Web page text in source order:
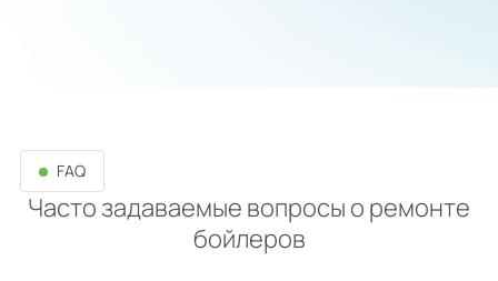
FAQ
Часто задаваемые вопросы о ремонте
бойлеров